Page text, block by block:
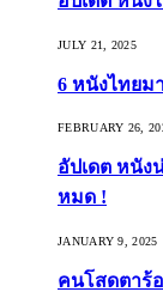
JULY 21, 2025
6 หนังไทยม
FEBRUARY 26,
อัปเดต หนัง
หมด !
JANUARY 9, 2025
คนโสดตาร้